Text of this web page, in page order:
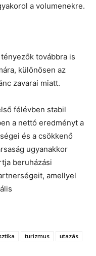
a volumenekre.
továbbra is
különösen az
zavarai miatt.
félévben stabil
a nettó eredményt a
és a csökkenő
ugyanakkor
beruházási
amellyel
turizmus
utazás